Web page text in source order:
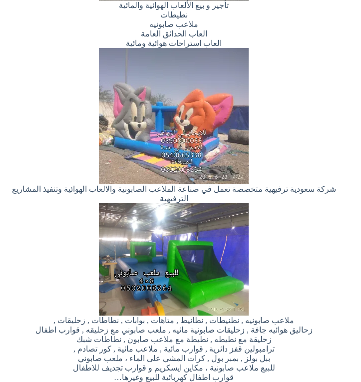
تأجير و بيع الألعاب الهوائية والمائية
نطيطات
ملاعب صابونيه
العاب الحدائق العامة
العاب استراحات هوائية ومائية
شركة سعودية ترفيهية متخصصة تعمل في صناعة الملاعب الصابونية والالعاب الهوائية وتنفيذ المشاريع
الترفيهية
ملاعب صابونيه , نطنيطات , نطانيط , متاهات , بوابات , نطاطات , زحليقات ,
زحاليق هوائيه جافة , زحليقات صابونية مائيه , ملعب صابوني مع زحليقه , قوارب اطفال
زحليقة مع نطيطه , نطيطة مع ملاعب صابون , نطاطات شبك
ترامبولين قفز دائرية , قوارب مائية , ملاعب مائية , كور تصادم ,
ببل بولز , بمبر بول , كرات المشي على الماء ، ملعب صابوني
للبيع ملاعب صابونية ، مكاين ايسكريم و قوارب تجديف للاطفال
قوارب اطفال كهربائية للبيع وغيرها…